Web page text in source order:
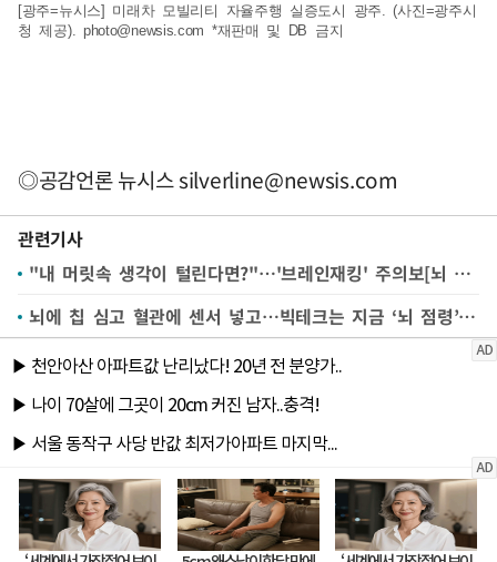
[광주=뉴시스] 미래차 모빌리티 자율주행 실증도시 광주. (사진=광주시
청 제공). photo@newsis.com *재판매 및 DB 금지
◎공감언론 뉴시스silverline@newsis.com
관련기사
"내 머릿속 생각이 털린다면?"…'브레인재킹' 주의보[뇌 속 컴퓨터③]
뇌에 칩 심고 혈관에 센서 넣고…빅테크는 지금 ‘뇌 점령’ 전쟁 중[뇌 속 컴퓨터②]